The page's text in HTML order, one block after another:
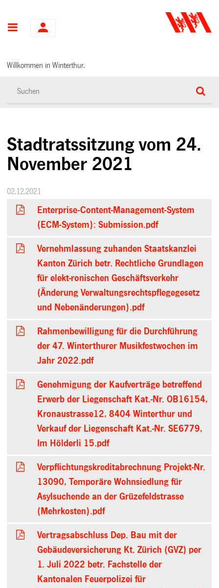
Hauptnavigation
Willkommen in Winterthur.
Stadtratssitzung vom 24.
November 2021
02.12.2021
Enterprise-Content-Management-System
(ECM-System): Submission.pdf
Vernehmlassung zuhanden Staatskanzlei
Kanton Zürich betr. Rechtliche Grundlagen
für elekt-ronischen Geschäftsverkehr
(Änderung Verwaltungsrechtspflegegesetz
und Nebenänderungen).pdf
Rahmenbewilligung für die Durchführung
der 47. Winterthurer Musikfestwochen im
Jahr 2022.pdf
Genehmigung der Kaufverträge betreffend
Erwerb der Liegenschaft Kat.-Nr. OB16154,
Kronaustrasse12, 8404 Winterthur und
Verkauf der Liegenschaft Kat.-Nr. SE6779,
Im Hölderli 15.pdf
Verpflichtungskreditabrechnung Projekt-Nr.
13090, Temporäre Wohnsiedlung für
Asylsuchende an der Grüzefeldstrasse
(Mehrkosten).pdf
Vertragsabschluss Dep. Bau mit der
Gebäudeversicherung Kt. Zürich (GVZ) per
1. Juli 2022 betr. Fachstelle der
Kantonalen Feuerpolizei für